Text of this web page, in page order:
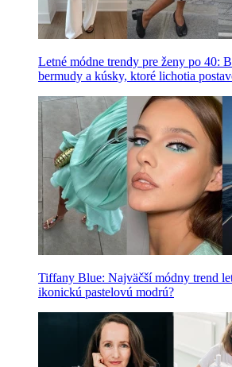
Letné módne trendy pre ženy po 40:
bermudy a kúsky, ktoré lichotia
Tiffany Blue: Najväčší módny trend
ikonickú pastelovú modrú?